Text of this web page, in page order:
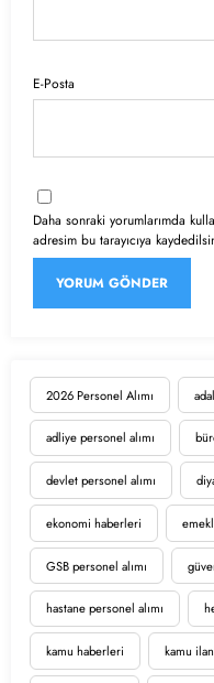
2026 Personel Alımı
adliye personel alımı
devlet personel alımı
ekonomi haberleri
GSB personel alımı
hastane personel alımı
kamu haberleri kamu
E-Posta
Daha sonraki yorumlarımda
adresim bu tarayıcıya